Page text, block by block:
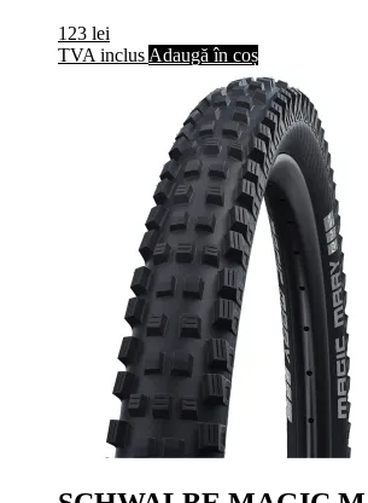
123 lei
TVA inclus Adaugă în coș